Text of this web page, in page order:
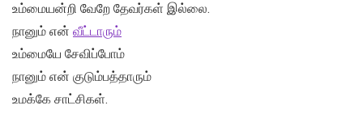
உம்மையன்றி வேறே தேவர்கள் இல்லை.
நானும் என் வீட்டாரும்
உம்மையே சேவிப்போம்
நானும் என் குடும்பத்தாரும்
உமக்கே சாட்சிகள்.